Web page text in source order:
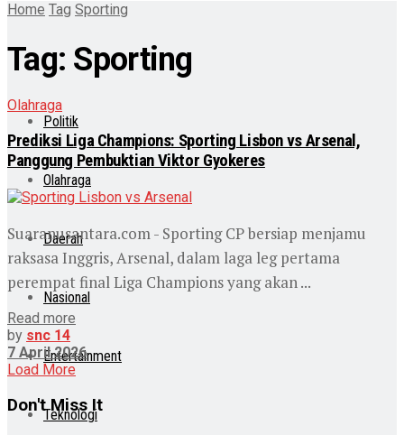
Politik
Olahraga
Daerah
Nasional
Entertainment
Teknologi
Home Tag Sporting
Tag: Sporting
Olahraga
Prediksi Liga Champions: Sporting Lisbon vs Arsenal,
Panggung Pembuktian Viktor Gyokeres
Suaranusantara.com - Sporting CP bersiap menjamu
raksasa Inggris, Arsenal, dalam laga leg pertama
perempat final Liga Champions yang akan ...
Read more
by snc 14
7 April 2026
Load More
Don't Miss It